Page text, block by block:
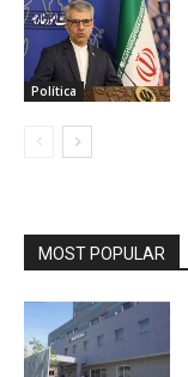
Política
MOST POPULAR